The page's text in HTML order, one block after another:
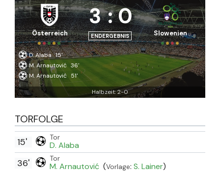
Österreich
3 :0
ENDERGEBNIS Slowenien
D. Alaba 15'
M. Arnautović 36'
M. Arnautović 51'
Halbzeit: 2-0
TORFOLGE
Tor
D. Alaba
15'
Tor
M. Arnautović (Vorlage: S. Lainer)
36'